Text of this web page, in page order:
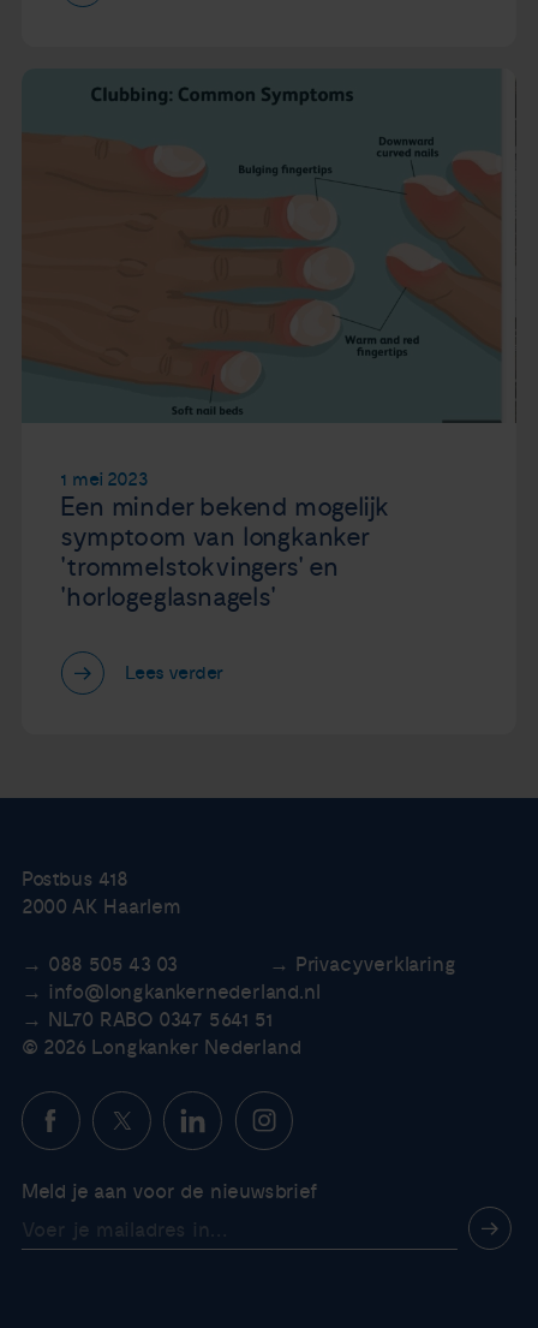
1 mei 2023
Een minder bekend mogelijk
symptoom van longkanker
'trommelstokvingers' en
'horlogeglasnagels'
Lees verder
Postbus 418
2000 AK Haarlem
088 505 43 03
Privacyverklaring
info@longkankernederland.nl
NL70 RABO 0347 5641 51
© 2026 Longkanker Nederland
Meld je aan voor de nieuwsbrief